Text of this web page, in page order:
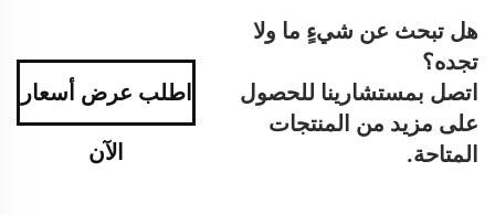
هل تبحث عن شيءٍ ما ولا
تجده؟
اتصل بمستشارينا للحصول
على مزيد من المنتجات
المتاحة.
اطلب عرض أسعار
الآن